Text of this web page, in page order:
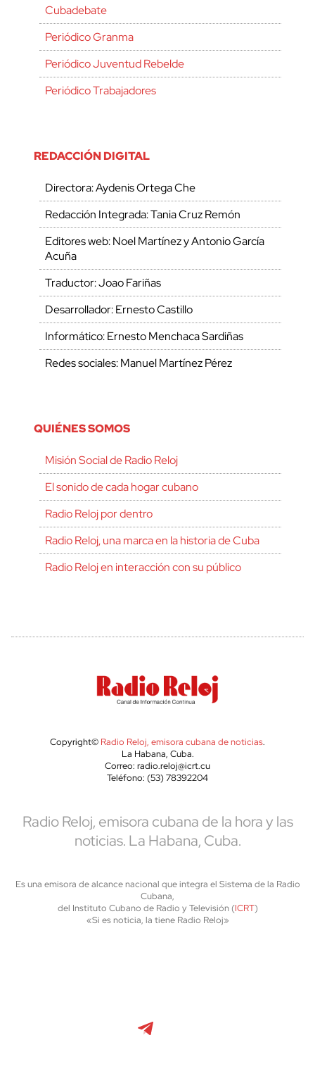
Cubadebate
Periódico Granma
Periódico Juventud Rebelde
Periódico Trabajadores
REDACCIÓN DIGITAL
Directora: Aydenis Ortega Che
Redacción Integrada: Tania Cruz Remón
Editores web: Noel Martínez y Antonio García
Acuña
Traductor: Joao Fariñas
Desarrollador: Ernesto Castillo
Informático: Ernesto Menchaca Sardiñas
Redes sociales: Manuel Martínez Pérez
QUIÉNES SOMOS
Misión Social de Radio Reloj
El sonido de cada hogar cubano
Radio Reloj por dentro
Radio Reloj, una marca en la historia de Cuba
Radio Reloj en interacción con su público
Copyright© Radio Reloj, emisora cubana de noticias.
La Habana, Cuba.
Correo: radio.reloj@icrt.cu
Teléfono: (53) 78392204
Radio Reloj, emisora cubana de la hora y las
noticias. La Habana, Cuba.
Es una emisora de alcance nacional que integra el Sistema de la Radio
Cubana,
del Instituto Cubano de Radio y Televisión (ICRT)
«Si es noticia, la tiene Radio Reloj»